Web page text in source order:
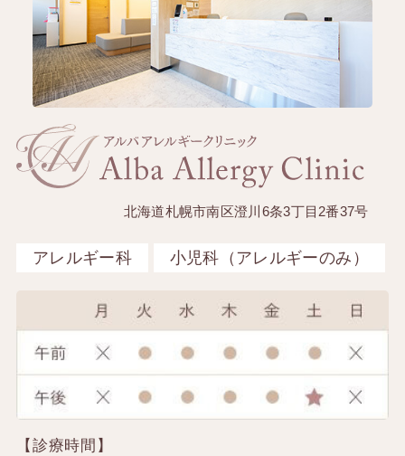
北海道札幌市南区澄川6条3丁目2番37号
アレルギー科 小児科（アレルギーのみ）
【診療時間】